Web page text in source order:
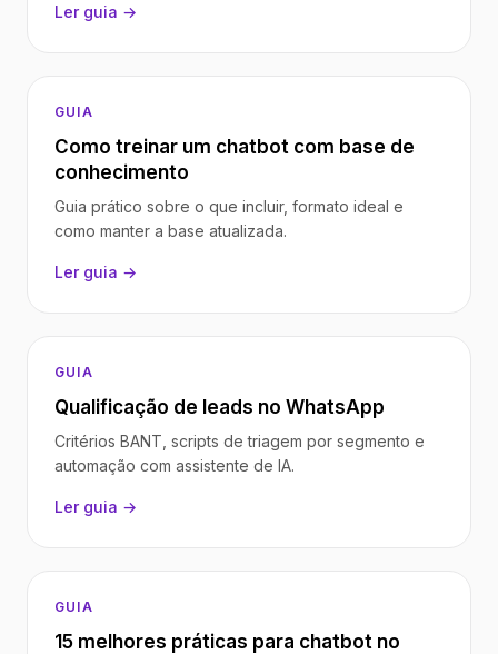
Ler guia →
GUIA
Como treinar um chatbot com base de
conhecimento
Guia prático sobre o que incluir, formato ideal e
como manter a base atualizada.
Ler guia →
GUIA
Qualificação de leads no WhatsApp
Critérios BANT, scripts de triagem por segmento e
automação com assistente de IA.
Ler guia →
GUIA
15 melhores práticas para chatbot no